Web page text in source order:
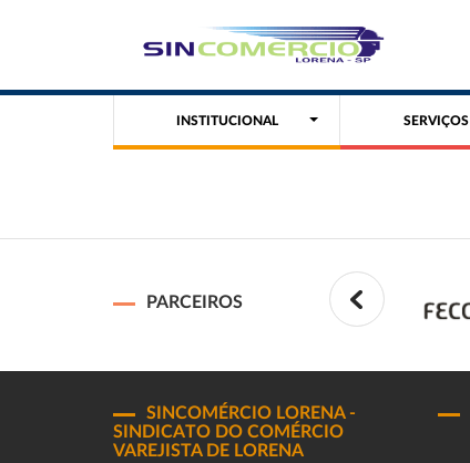
INSTITUCIONAL SERVIÇOS
PARCEIROS
SINCOMÉRCIO LORENA -
SINDICATO DO COMÉRCIO
VAREJISTA DE LORENA